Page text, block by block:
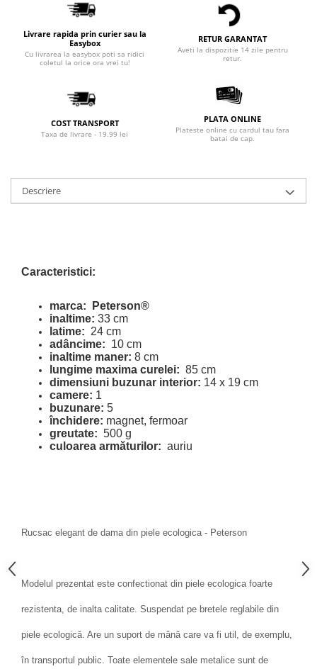
Livrare rapida prin curier sau la
Easybox
Cu livrarea la easybox poti sa ridici
coletul la orice ora vrei tu!
RETUR GARANTAT
Aveti la dispozitie 14 zile pentru
retur.
COST TRANSPORT
Taxa de livrare - 19.99 lei
PLATA ONLINE
Plateste online cu cardul tau fara
batai de cap.
Descriere
Caracteristici:
marca:
Peterson®
inaltime: 33 cm
latime: 24 cm
adâncime: 10 cm
inaltime maner: 8 cm
lungime maxima curelei: 85 cm
dimensiuni buzunar interior: 14 x 19 cm
camere: 1
buzunare: 5
închidere: magnet, fermoar
greutate: 500 g
culoarea armăturilor: auriu
Rucsac elegant de dama din piele ecologica - Peterson
Modelul prezentat este confectionat din piele ecologica foarte
rezistenta, de inalta calitate. Suspendat pe bretele reglabile din
piele ecologică. Are un suport de mână care va fi util, de exemplu,
în transportul public. Toate elementele sale metalice sunt de